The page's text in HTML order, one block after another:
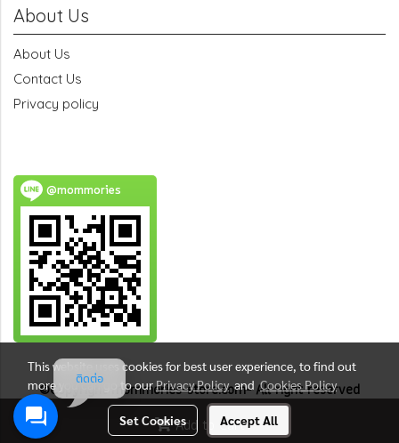
Add to Cart
About Us
About Us
Contact Us
Privacy policy
@mommories
©Copyright mommories-store.com- All right reserved
Call center +66 (0) 2-260-5805 / +66 (0) 83-097-8127
ทะเบียนพาณิชย์เลขที่ : 0105554123766
This website uses cookies for best user experience, to find out
more you can go to ourPrivacy PolicyandCookies Policy
Set Cookies Accept All
ติดต่อ